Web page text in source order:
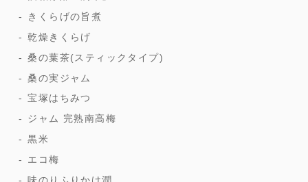
きくらげの旨煮
乾燥きくらげ
桑の葉茶(スティックタイプ)
桑の実ジャム
宝塚はちみつ
ジャム 完熟南高梅
黒米
エコ梅